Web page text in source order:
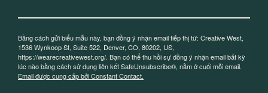
Bằng cách gửi biểu mẫu này, bạn đồng ý nhận email tiếp thị từ: Creative West,
1536 Wynkoop St, Suite 522, Denver, CO, 80202, US,
https://wearecreativewest.org/. Bạn có thể thu hồi sự đồng ý nhận email bất kỳ
lúc nào bằng cách sử dụng liên kết SafeUnsubscribe®, nằm ở cuối mỗi email.
Email được cung cấp bởi Constant Contact.